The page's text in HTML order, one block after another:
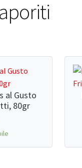
al Gusto
80gr